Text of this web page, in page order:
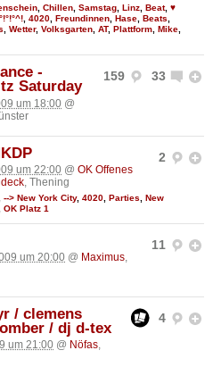
, Chillen, Samstag, Linz, Beat, ♥
, 4020, Freundinnen, Hase, Beats,
, Wetter, Volksgarten, AT, Plattform, Mike,
159 33
-
Saturday
um 18:00 @
2
um 22:00 @ OK Offenes
, Thening
--> New York City, 4020 Parties
New
OK Platz 1
11
um 20:00 @ Maximus,
4
/ clemens
/ dj d-tex
um 21:00 @ Nöfas,